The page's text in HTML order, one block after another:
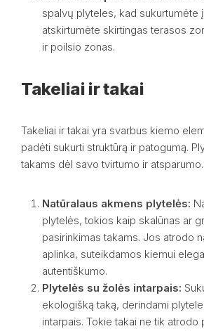
spalvų plyteles, kad sukurtumėte
atskirtumėte skirtingas terasos
ir poilsio zonas.
Takeliai ir takai
Takeliai ir takai yra svarbus kiemo
padėti sukurti struktūrą ir patogumą.
takams dėl savo tvirtumo ir
Natūralaus akmens plytelės:
plytelės, tokios kaip skalūnas ar
pasirinkimas takams. Jos atrodo
aplinka, suteikdamos kiemui
autentiškumo.
Plytelės su žolės intarpais:
ekologišką taką, derindami
intarpais. Tokie takai ne tik atrodo